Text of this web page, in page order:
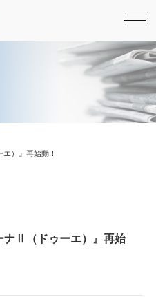
）』再始動！
ナⅡ（ドゥーエ）』再始